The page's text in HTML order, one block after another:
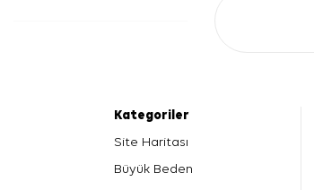
Kategoriler
Site Haritası
Büyük Beden